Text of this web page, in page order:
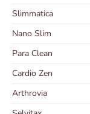
Slimmatica
Nano Slim
Para Clean
Cardio Zen
Arthrovia